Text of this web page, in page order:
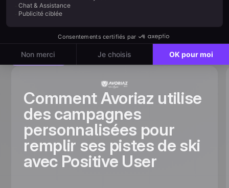
Read other
stories
View all
Comment Avoriaz utilise
des campagnes
personnalisées pour
remplir ses pistes de ski
avec Positive User